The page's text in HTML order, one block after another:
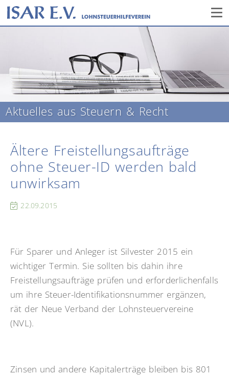
Aktuelles aus Steuern & Recht
Ältere Freistellungsaufträge
ohne Steuer-ID werden bald
unwirksam
22.09.2015
Für Sparer und Anleger ist Silvester 2015 ein
wichtiger Termin. Sie sollten bis dahin ihre
Freistellungsaufträge prüfen und erforderlichenfalls
um ihre Steuer-Identifikationsnummer ergänzen,
rät der Neue Verband der Lohnsteuervereine
(NVL).
Zinsen und andere Kapitalerträge bleiben bis 801